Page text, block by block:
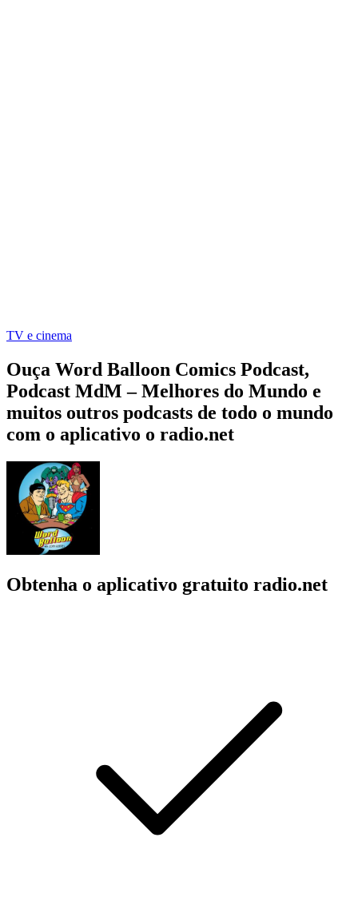
TV e cinema
Ouça Word Balloon Comics Podcast,
Podcast MdM – Melhores do Mundo e
muitos outros podcasts de todo o mundo
com o aplicativo o radio.net
Obtenha o aplicativo gratuito radio.net